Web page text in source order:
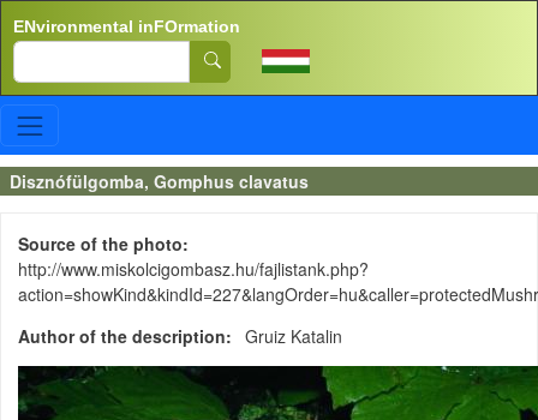
ENvironmental inFOrmation
Search
Disznófülgomba, Gomphus clavatus
Source of the photo
http://www.miskolcigombasz.hu/fajlistank.php?
Author of the description
Gruiz Katalin